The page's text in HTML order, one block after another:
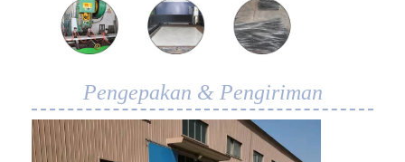
Pengepakan & Pengiriman